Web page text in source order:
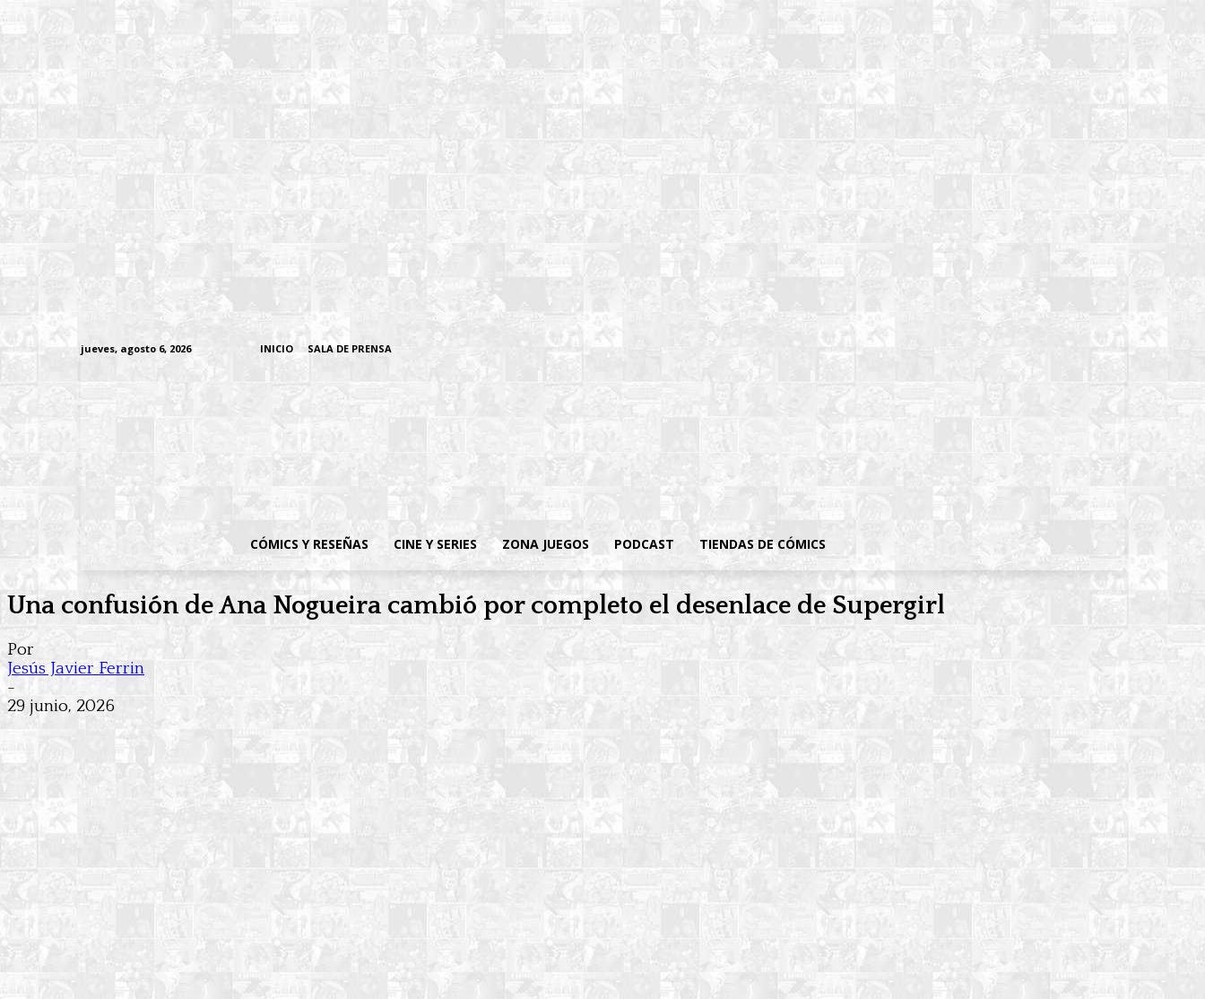
jueves, agosto 6, 2026 INICIO SALA DE PRENSA
CÓMICS Y RESEÑAS CINE Y SERIES ZONA JUEGOS PODCAST TIENDAS DE CÓMICS
Una confusión de Ana Nogueira cambió por completo el desenlace de Supergirl
Por
Jesús Javier Ferrin
-
29 junio, 2026